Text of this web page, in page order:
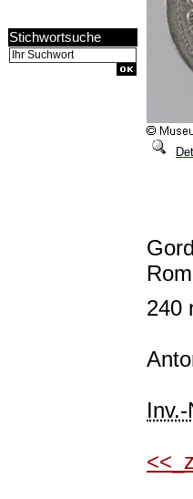
Stichwortsuche
Rom
240
Inv.-